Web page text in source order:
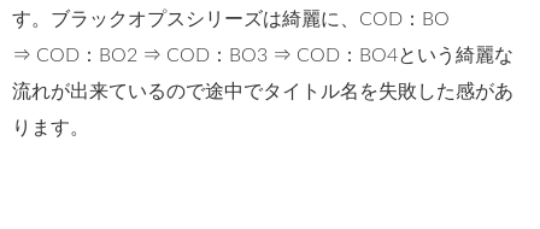
す。ブラックオプスシリーズは綺麗に、COD：BO
⇒ COD：BO2 ⇒ COD：BO3 ⇒ COD：BO4という綺麗な
流れが出来ているので途中でタイトル名を失敗した感があ
ります。